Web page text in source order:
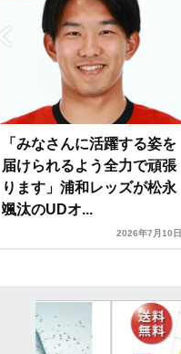
o r
「みなさんに活躍する姿を
届けられるよう全力で頑張
ります」浦和レッズが松永
颯汰のUDオ...
2026年7月10日